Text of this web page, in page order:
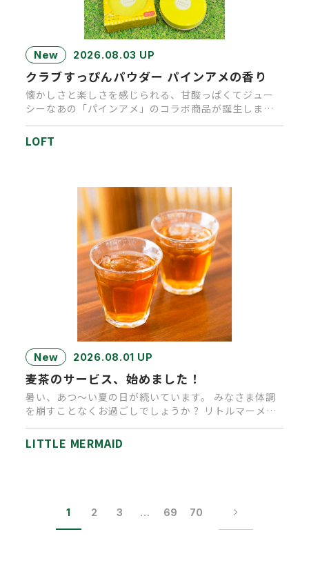
New 2026.08.03 UP
クラブすっぴんパウダー パインアメの香り
懐かしさと楽しさを感じられる、甘酸っぱくてジュー
シーなあの「パインアメ」のコラボ商品が誕生しまし
LOFT
New 2026.08.01 UP
麦茶のサービス、始めました！
暑い、あつ～い夏の日が続いています。 みなさま体調
を崩すことなくお過ごしでしょうか？ リトルマーメイ
LITTLE MERMAID
1 2 3 … 69 70